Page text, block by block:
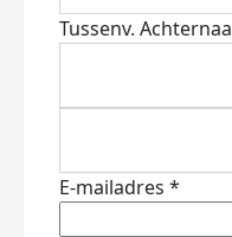
Tussenv.
E-mailadres *